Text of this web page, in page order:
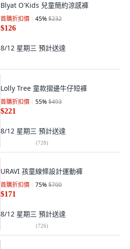
Blyat O'Kids 兒童簡約涼感褲
首購折扣價 45%$232
$126
8/12 星期三 預計送達
Lolly Tree 童款摺邊牛仔短褲
首購折扣價 55%$493
$221
8/12 星期三 預計送達
(728)
URAVI 孩童線條設計運動褲
首購折扣價 75%$700
$171
8/12 星期三 預計送達
(726)